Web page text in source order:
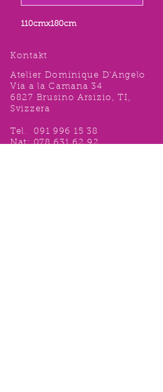
110cmx180cm
Kontakt
Atelier Dominique D'Angelo
Via a la Camana 34
6827 Brusino Arsizio, TI,
Svizzera
Tel. 091 996 15 38
Nat:078 631 62 92